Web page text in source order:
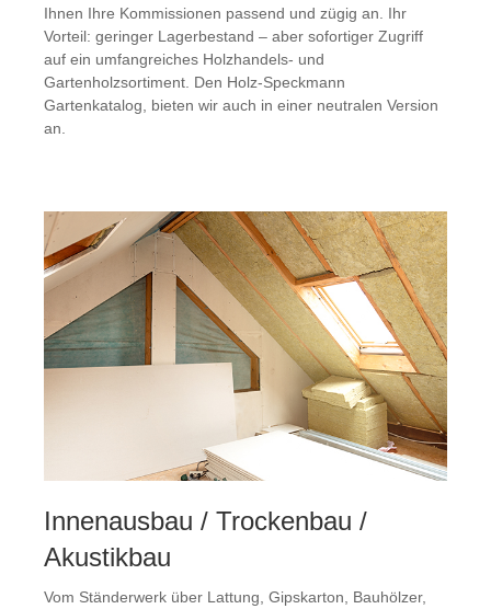
Ihnen Ihre Kommissionen passend und zügig an. Ihr
Vorteil: geringer Lagerbestand – aber sofortiger Zugriff
auf ein umfangreiches Holzhandels- und
Gartenholzsortiment. Den Holz-Speckmann
Gartenkatalog, bieten wir auch in einer neutralen Version
an.
Innenausbau / Trockenbau /
Akustikbau
Vom Ständerwerk über Lattung, Gipskarton, Bauhölzer,